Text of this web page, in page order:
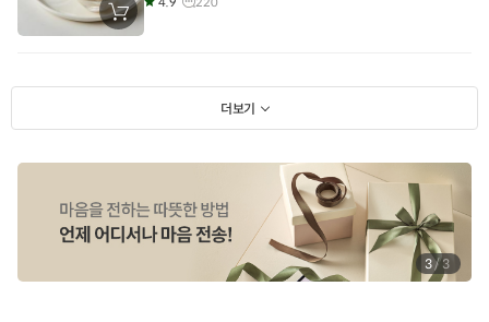
장
바
담
더보기
1/3